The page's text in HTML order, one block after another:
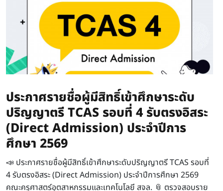
ประกาศรายชื่อผู้มีสิทธิ์เข้าศึกษาระดับ
ปริญญาตรี TCAS รอบที่ 4 รับตรงอิสระ
(Direct Admission) ประจำปีการ
ศึกษา 2569
📣 ประกาศรายชื่อผู้มีสิทธิ์เข้าศึกษาระดับปริญญาตรี TCAS รอบที่
4 รับตรงอิสระ (Direct Admission) ประจำปีการศึกษา 2569
คณะครุศาสตร์อุตสาหกรรมและเทคโนโลยี สจล. 📎 ตรวจสอบราย